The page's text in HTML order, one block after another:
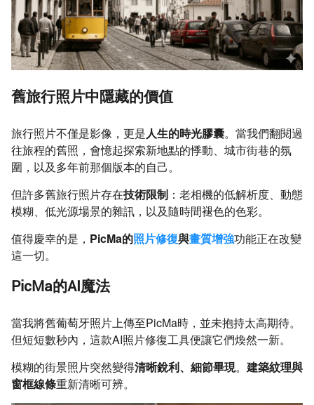
舊旅行照片中隱藏的價值
旅行照片不僅是影像，更是人生的時光膠囊。當我們翻閱過
往旅程的舊照，會憶起探索新地點的悸動、城市街巷的氛
圍，以及多年前那個版本的自己。
但許多舊旅行照片存在技術限制 ：老相機的低解析度、動態
模糊、低光源場景的雜訊，以及隨時間褪色的色彩。
值得慶幸的是， PicMa的照片修復與畫質增強功能正在改變
這一切。
PicMa的AI魔法
當我將舊葡萄牙照片上傳至PicMa時，並未抱持太高期待。
但短短數秒內，這款AI照片修復工具便讓它們煥然一新。
模糊的街景照片突然變得清晰銳利、細節畢現。 建築紋理與
窗框線條重新清晰可辨。